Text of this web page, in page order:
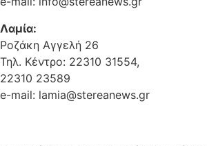
Λαμία:
Ροζάκη Αγγελή 26
Τηλ. Κέντρο: 22310 31554,
22310 23589
e-mail: lamia@stereanews.gr